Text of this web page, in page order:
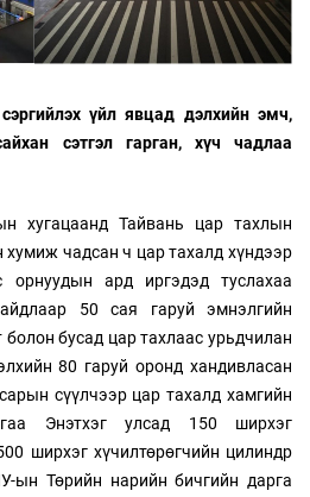
үйл явцад дэлхийн эмч,
сэтгэл гарган, хүч чадлаа
хугацаанд Тайвань цар тахлын
хумиж чадсан ч цар тахалд хүндээр
орнуудын ард иргэдэд туслахаа
50 сая гаруй эмнэлгийн
бусад цар тахлаас урьдчилан
80 гаруй оронд хандивласан
сүүлчээр цар тахалд хамгийн
Энэтхэг улсад 150 ширхэг
ширхэг хүчилтөрөгчийн цилиндр
ын Төрийн нарийн бичгийн дарга